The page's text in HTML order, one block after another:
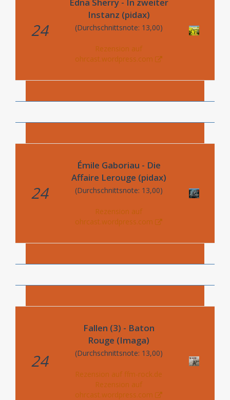
24
Instanz (pidax)
(Durchschnittsnote: 13,00)
Rezension auf
ohrcast.wordpress.com
24
Émile Gaboriau - Die
Affaire Lerouge (pidax)
(Durchschnittsnote: 13,00)
Rezension auf
ohrcast.wordpress.com
24
Fallen (3) - Baton
Rouge (Imaga)
(Durchschnittsnote: 13,00)
Rezension auf ffm-rock.de
Rezension auf
ohrcast.wordpress.com